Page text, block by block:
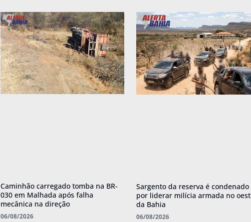
Caminhão carregado tomba na BR-
030 em Malhada após falha
mecânica na direção
06/08/2026
Sargento da reserva é condenado
por liderar milícia armada no
da Bahia
06/08/2026